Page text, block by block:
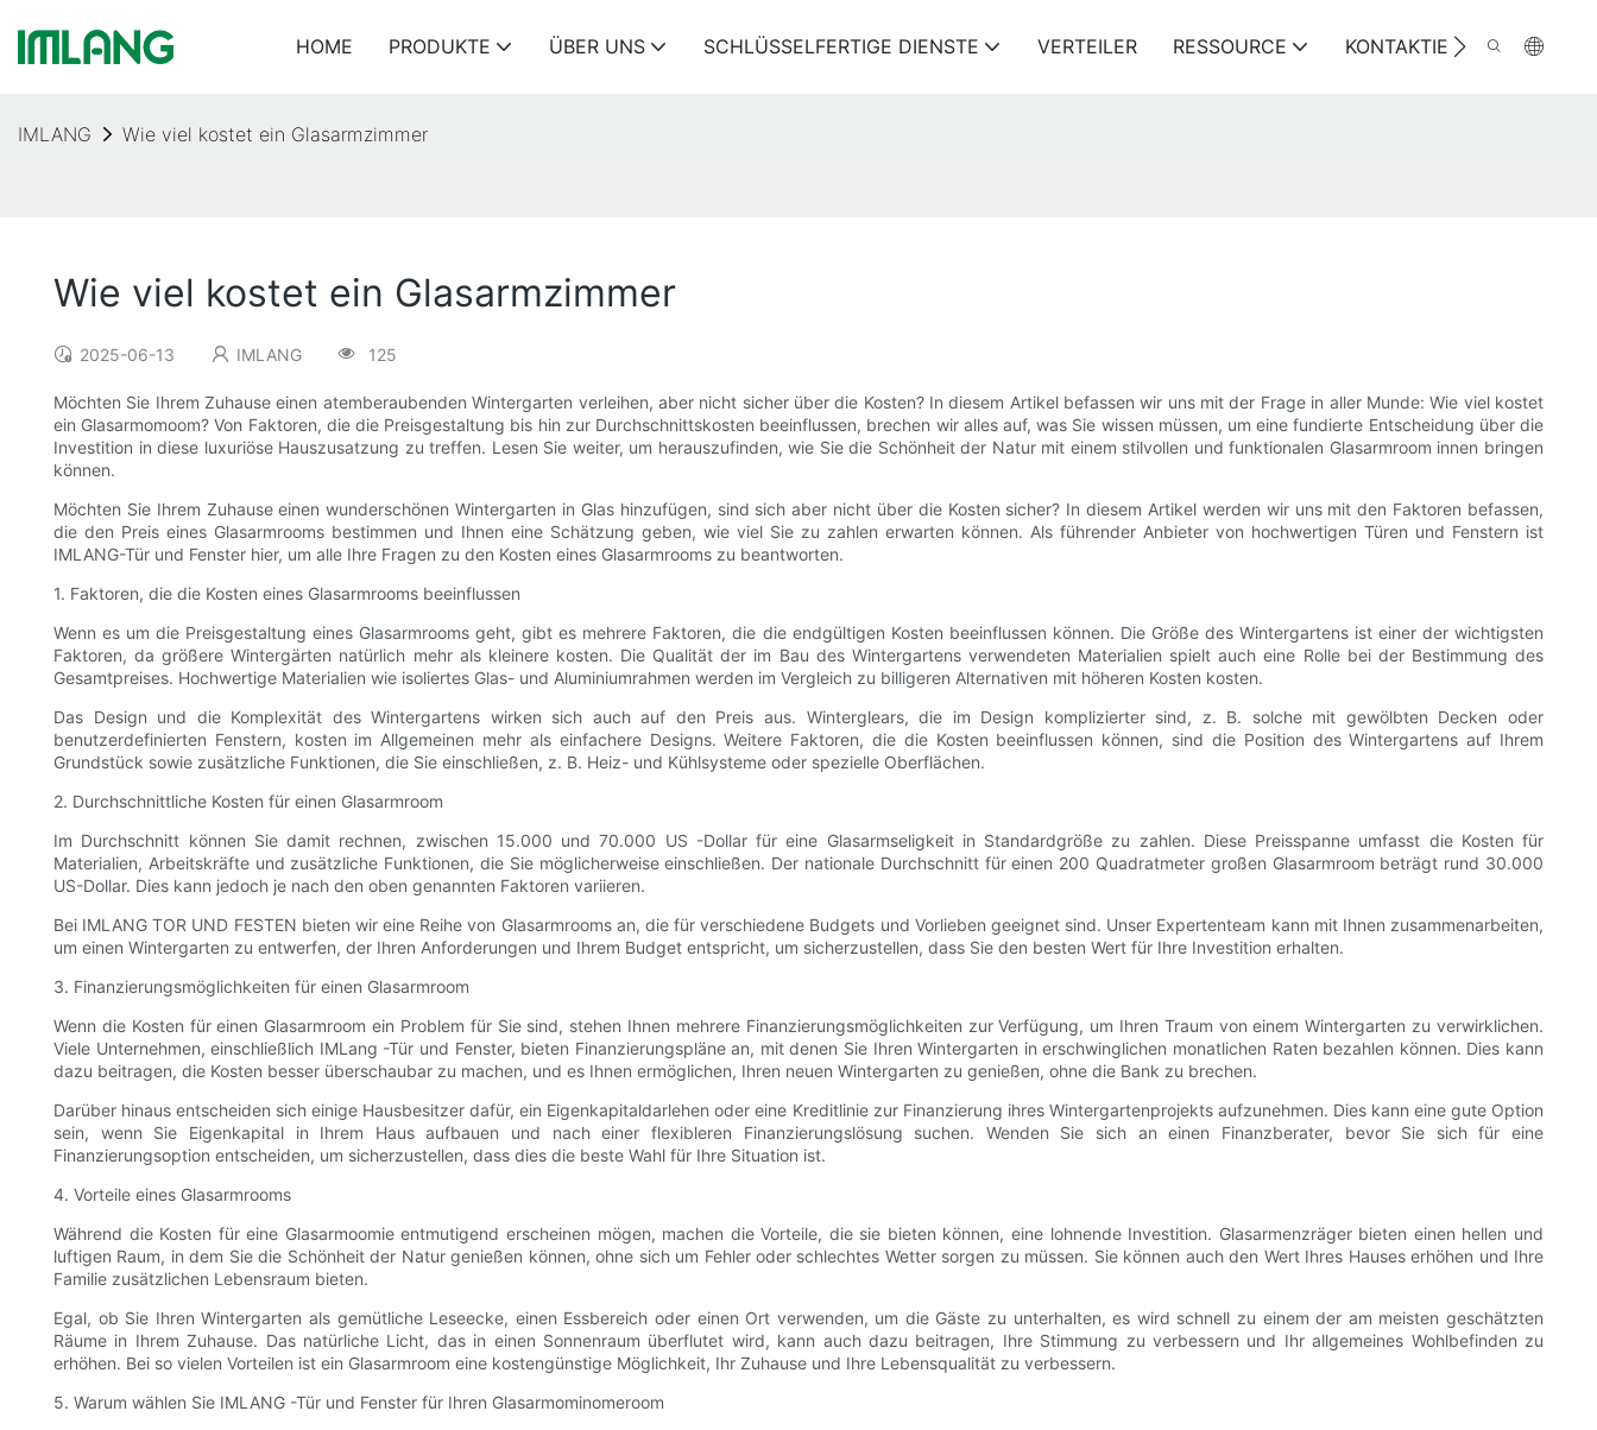
HOME PRODUKTE ÜBER UNS SCHLÜSSELFERTIGE DIENSTE VERTEILER RESSOURCE KONTAKTIEREN SIE UNS
IMLANG Wie viel kostet ein Glasarmzimmer
Wie viel kostet ein Glasarmzimmer
2025-06-13 IMLANG 125
Möchten Sie Ihrem Zuhause einen atemberaubenden Wintergarten verleihen, aber nicht sicher über die Kosten? In diesem Artikel befassen wir uns mit der Frage in aller Munde: Wie viel kostet
ein Glasarmomoom? Von Faktoren, die die Preisgestaltung bis hin zur Durchschnittskosten beeinflussen, brechen wir alles auf, was Sie wissen müssen, um eine fundierte Entscheidung über die
Investition in diese luxuriöse Hauszusatzung zu treffen. Lesen Sie weiter, um herauszufinden, wie Sie die Schönheit der Natur mit einem stilvollen und funktionalen Glasarmroom innen bringen
können.
Möchten Sie Ihrem Zuhause einen wunderschönen Wintergarten in Glas hinzufügen, sind sich aber nicht über die Kosten sicher? In diesem Artikel werden wir uns mit den Faktoren befassen,
die den Preis eines Glasarmrooms bestimmen und Ihnen eine Schätzung geben, wie viel Sie zu zahlen erwarten können. Als führender Anbieter von hochwertigen Türen und Fenstern ist
IMLANG-Tür und Fenster hier, um alle Ihre Fragen zu den Kosten eines Glasarmrooms zu beantworten.
1. Faktoren, die die Kosten eines Glasarmrooms beeinflussen
Wenn es um die Preisgestaltung eines Glasarmrooms geht, gibt es mehrere Faktoren, die die endgültigen Kosten beeinflussen können. Die Größe des Wintergartens ist einer der wichtigsten
Faktoren, da größere Wintergärten natürlich mehr als kleinere kosten. Die Qualität der im Bau des Wintergartens verwendeten Materialien spielt auch eine Rolle bei der Bestimmung des
Gesamtpreises. Hochwertige Materialien wie isoliertes Glas- und Aluminiumrahmen werden im Vergleich zu billigeren Alternativen mit höheren Kosten kosten.
Das Design und die Komplexität des Wintergartens wirken sich auch auf den Preis aus. Winterglears, die im Design komplizierter sind, z. B. solche mit gewölbten Decken oder
benutzerdefinierten Fenstern, kosten im Allgemeinen mehr als einfachere Designs. Weitere Faktoren, die die Kosten beeinflussen können, sind die Position des Wintergartens auf Ihrem
Grundstück sowie zusätzliche Funktionen, die Sie einschließen, z. B. Heiz- und Kühlsysteme oder spezielle Oberflächen.
2. Durchschnittliche Kosten für einen Glasarmroom
Im Durchschnitt können Sie damit rechnen, zwischen 15.000 und 70.000 US -Dollar für eine Glasarmseligkeit in Standardgröße zu zahlen. Diese Preisspanne umfasst die Kosten für
Materialien, Arbeitskräfte und zusätzliche Funktionen, die Sie möglicherweise einschließen. Der nationale Durchschnitt für einen 200 Quadratmeter großen Glasarmroom beträgt rund 30.000
US-Dollar. Dies kann jedoch je nach den oben genannten Faktoren variieren.
Bei IMLANG TOR UND FESTEN bieten wir eine Reihe von Glasarmrooms an, die für verschiedene Budgets und Vorlieben geeignet sind. Unser Expertenteam kann mit Ihnen zusammenarbeiten,
um einen Wintergarten zu entwerfen, der Ihren Anforderungen und Ihrem Budget entspricht, um sicherzustellen, dass Sie den besten Wert für Ihre Investition erhalten.
3. Finanzierungsmöglichkeiten für einen Glasarmroom
Wenn die Kosten für einen Glasarmroom ein Problem für Sie sind, stehen Ihnen mehrere Finanzierungsmöglichkeiten zur Verfügung, um Ihren Traum von einem Wintergarten zu verwirklichen.
Viele Unternehmen, einschließlich IMLang -Tür und Fenster, bieten Finanzierungspläne an, mit denen Sie Ihren Wintergarten in erschwinglichen monatlichen Raten bezahlen können. Dies kann
dazu beitragen, die Kosten besser überschaubar zu machen, und es Ihnen ermöglichen, Ihren neuen Wintergarten zu genießen, ohne die Bank zu brechen.
Darüber hinaus entscheiden sich einige Hausbesitzer dafür, ein Eigenkapitaldarlehen oder eine Kreditlinie zur Finanzierung ihres Wintergartenprojekts aufzunehmen. Dies kann eine gute Option
sein, wenn Sie Eigenkapital in Ihrem Haus aufbauen und nach einer flexibleren Finanzierungslösung suchen. Wenden Sie sich an einen Finanzberater, bevor Sie sich für eine
Finanzierungsoption entscheiden, um sicherzustellen, dass dies die beste Wahl für Ihre Situation ist.
4. Vorteile eines Glasarmrooms
Während die Kosten für eine Glasarmoomie entmutigend erscheinen mögen, machen die Vorteile, die sie bieten können, eine lohnende Investition. Glasarmenzräger bieten einen hellen und
luftigen Raum, in dem Sie die Schönheit der Natur genießen können, ohne sich um Fehler oder schlechtes Wetter sorgen zu müssen. Sie können auch den Wert Ihres Hauses erhöhen und Ihre
Familie zusätzlichen Lebensraum bieten.
Egal, ob Sie Ihren Wintergarten als gemütliche Leseecke, einen Essbereich oder einen Ort verwenden, um die Gäste zu unterhalten, es wird schnell zu einem der am meisten geschätzten
Räume in Ihrem Zuhause. Das natürliche Licht, das in einen Sonnenraum überflutet wird, kann auch dazu beitragen, Ihre Stimmung zu verbessern und Ihr allgemeines Wohlbefinden zu
erhöhen. Bei so vielen Vorteilen ist ein Glasarmroom eine kostengünstige Möglichkeit, Ihr Zuhause und Ihre Lebensqualität zu verbessern.
5. Warum wählen Sie IMLANG -Tür und Fenster für Ihren Glasarmominomeroom